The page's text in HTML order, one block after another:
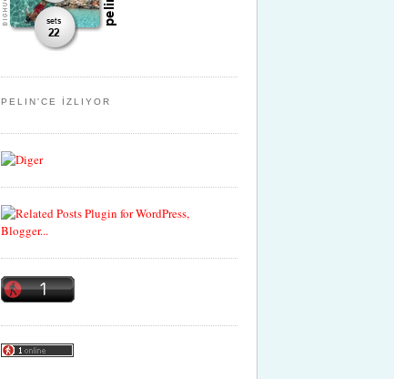
PELIN'CE İZLIYOR